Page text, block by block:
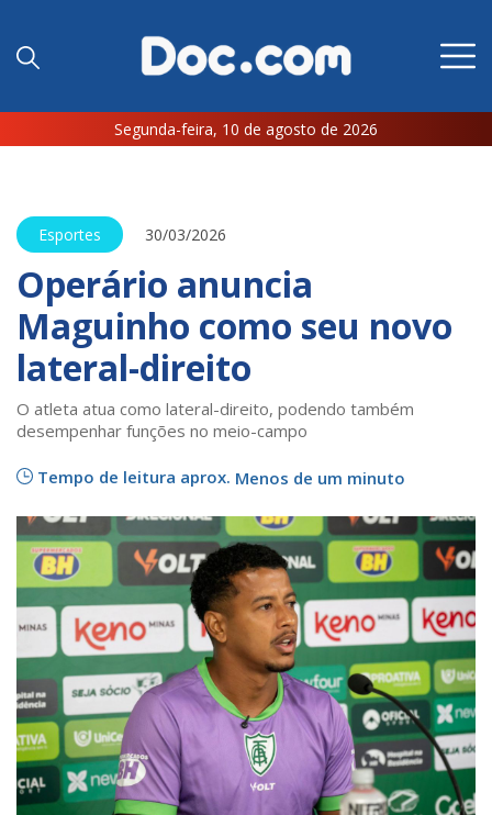
Segunda-feira, 10 de agosto de 2026
Esportes 30/03/2026
Operário anuncia
Maguinho como seu novo
lateral-direito
O atleta atua como lateral-direito, podendo também
desempenhar funções no meio-campo
Tempo de leitura aprox. Menos de um minuto